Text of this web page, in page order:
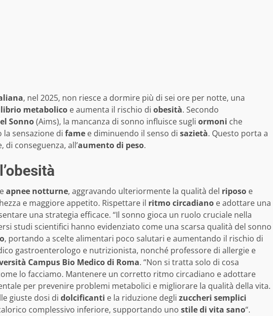
, nel 2025, non riesce a dormire più di sei ore per notte, una
metabolico e aumenta il rischio di obesità. Secondo
Sonno(Aims), la mancanza di sonno influisce sugli ormoni che
sensazione di fame e diminuendo il senso di sazietà. Questo porta a
di conseguenza, all’aumento di peso.
apnee notturne, aggravando ulteriormente la qualità del riposo e
e maggiore appetito. Rispettare il ritmo circadiano e adottare una
una strategia efficace. “Il sonno gioca un ruolo cruciale nella
studi scientifici hanno evidenziato come una scarsa qualità del sonno
, portando a scelte alimentari poco salutari e aumentando il rischio di
gastroenterologo e nutrizionista, nonché professore di allergie e
Campus Bio Medico di Roma. “Non si tratta solo di cosa
lo facciamo. Mantenere un corretto ritmo circadiano e adottare
per prevenire problemi metabolici e migliorare la qualità della vita.
giuste dosi di dolcificanti e la riduzione degli zuccheri semplici
complessivo inferiore, supportando uno stile di vita sano“.